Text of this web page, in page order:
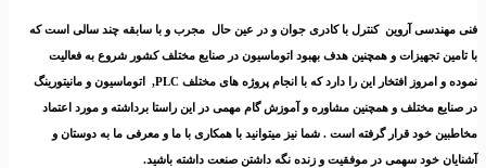
فنی مهندسی آروین کنترل با کادری جوان و در عین حال مجرب و با سابقه چند سالی است که
با تامین تجهیزات و همچنین هدف بهبود اتوماسیون در صنایع مختلف کشور شروع به فعالیت
نموده و امروز افتخار این را دارد که با انجام پروژه های مختلف PLC, اتوماسیون و مانیتورینگ
در صنایع مختلف و همچنین مشاوره و آموزش گام مهمی در این راستا برداشته و مورد اعتماد
مخاطبین خود قرار گرفته است . شما نیز میتوانید با همکاری با ما و معرفی ما به دوستان و
آشنایان خود سهمی در موفقیت و زنده نگه داشتن صنعت داشته باشید.